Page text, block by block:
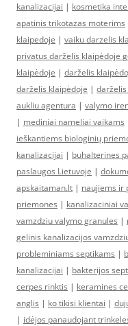
kanalizacijai | kosmetika
apatinis trikotazas moterims
klaipedoje | vaiku darzelis
privatus darželis klaipėdoje
klaipėdoje | darželis
darželis klaipėdoje |
aukliu agentura | valymo
| mediniai nameliai vaikams
ieškantiems biologinių
kanalizacijai | buhalterines
paslaugos Lietuvoje |
apskaitaman.lt | naujiems ir
priemones | kanalizaciniai
vamzdziu valymo granules |
gelinis kanalizacijos
probleminiams septikams |
kanalizacijai | bakterijos
cerpes rinktis | keramines
anglis | ko tikisi klientai |
| idėjos panaudojant